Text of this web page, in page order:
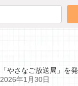
「やさなご放送局」を
2026年1月30日